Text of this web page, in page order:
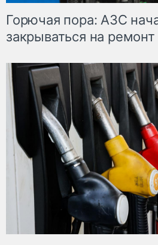
Горючая пора: АЗС
закрываться на